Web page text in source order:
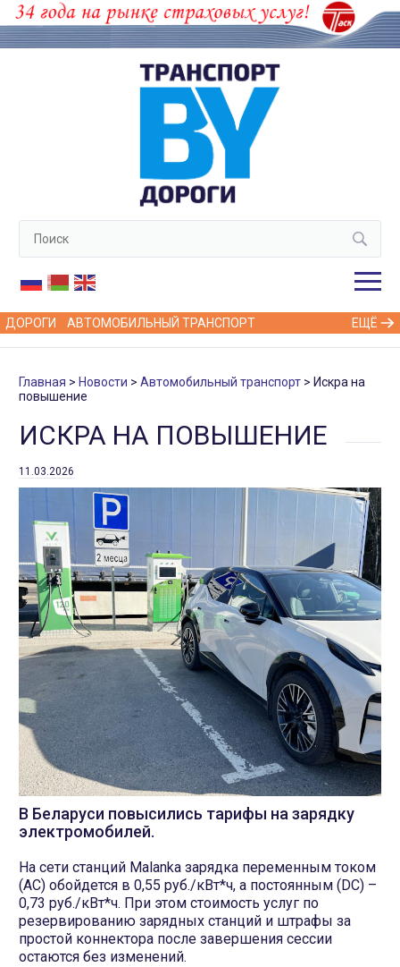
ДОРОГИ АВТОМОБИЛЬНЫЙ ТРАНСПОРТ ЕЩЁ
Главная Новости Автомобильный транспорт
Искра на
повышение
ИСКРА НА ПОВЫШЕНИЕ
11.03.2026
В Беларуси повысились тарифы на зарядку
электромобилей.
На сети станций Malanka зарядка переменным током
(AC) обойдется в 0,55 руб./кВт*ч, а постоянным (DC) –
0,73 руб./кВт*ч. При этом стоимость услуг по
резервированию зарядных станций и штрафы за
простой коннектора после завершения сессии
остаются без изменений.